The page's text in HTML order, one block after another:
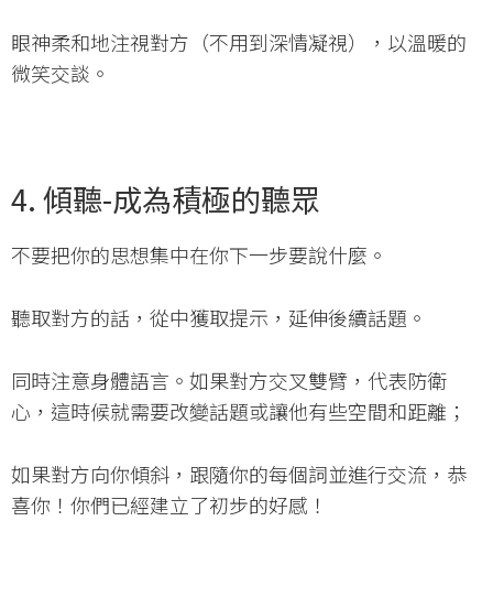
眼神柔和地注視對方（不用到深情凝視），以溫暖的
微笑交談。
4. 傾聽-成為積極的聽眾
不要把你的思想集中在你下一步要說什麼。
聽取對方的話，從中獲取提示，延伸後續話題。
同時注意身體語言。如果對方交叉雙臂，代表防衛
心，這時候就需要改變話題或讓他有些空間和距離；
如果對方向你傾斜，跟隨你的每個詞並進行交流，恭
喜你！你們已經建立了初步的好感！